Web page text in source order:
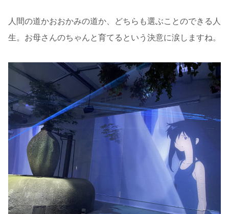
人間の道かおおかみの道か、どちらも選ぶことのできる人
生。お母さんのちゃんと育てるという決意に涙しますね。